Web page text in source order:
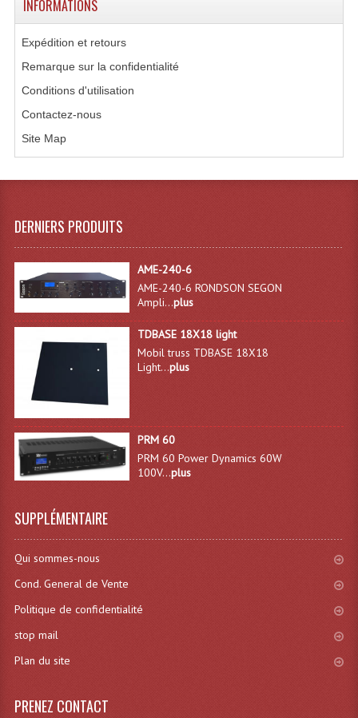
Système Sans Fil In-Ear Monitoring
Tables De Mixage DJ
Lumière
Boules À Facettes
Changeurs De Couleurs
Déco Light
Lasers (Effets Volumetriques)
Lasers D'extérieur Multi-Points
Effets Lumineux, Effets Disco
Electronique Commande Light
INFORMATIONS
Expédition et retours
Remarque sur la confidentialité
Conditions d'utilisation
Contactez-nous
Site Map
DERNIERS PRODUITS
AME-240-6
AME-240-6 RONDSON SEGON
Ampli...plus
TDBASE 18X18 light
Mobil truss TDBASE 18X18
Light...plus
PRM 60
PRM 60 Power Dynamics 60W
100V...plus
SUPPLÉMENTAIRE
Qui sommes-nous
Cond. General de Vente
Politique de confidentialité
stop mail
Plan du site
PRENEZ CONTACT